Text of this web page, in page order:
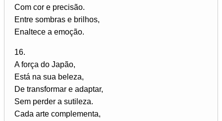
Com cor e precisão.
Entre sombras e brilhos,
Enaltece a emoção.
16.
A força do Japão,
Está na sua beleza,
De transformar e adaptar,
Sem perder a sutileza.
Cada arte complementa,